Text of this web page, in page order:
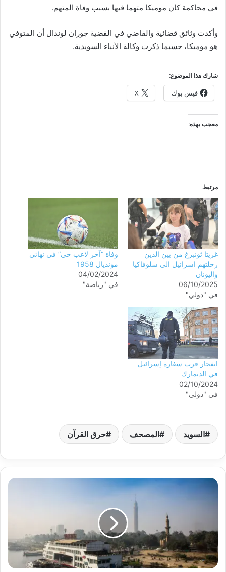
في محاكمة كان موميكا متهما فيها بسبب وفاة المتهم.
وأكدت وثائق قضائية والقاضي في القضية جوران لوندال أن المتوفي
هو موميكا، حسبما ذكرت وكالة الأنباء السويدية.
شارك هذا الموضوع:
فيس بوك X
معجب بهذه:
مرتبط
غريتا ثونبرغ من بين الذين
رحلتهم اسرائيل الى سلوفاكيا
واليونان
06/10/2025
في "دولي"
وفاة “آخر لاعب حي” في نهائي
مونديال 1958
04/02/2024
في "رياضة"
انفجار قرب سفارة إسرائيل
في الدنمارك
02/10/2024
في "دولي"
السويد المصحف حرق القرآن